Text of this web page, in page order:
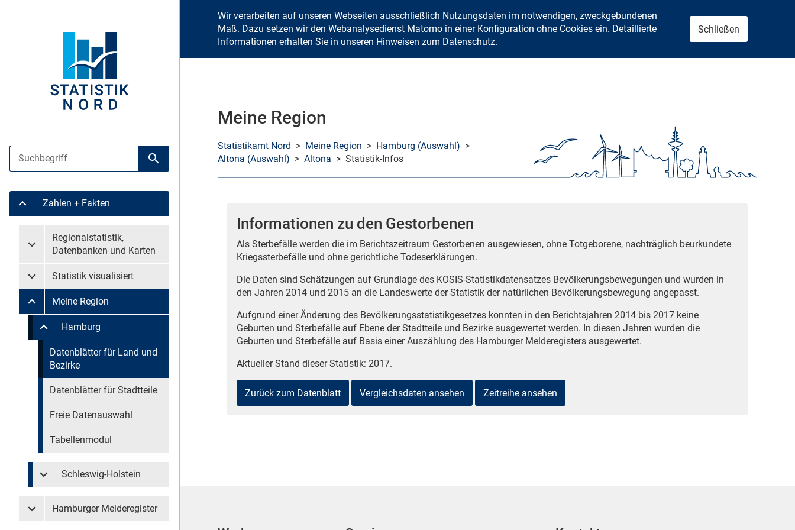
Zum Inhalt springen
Suche
Suche starten
Untermenü Zahlen + Fakten
Zahlen + Fakten
Untermenü überspringen
Untermenü Regionalstatistik, Datenbanken und Karten
Regionalstatistik,
Datenbanken und Karten
Untermenü Statistik visualisiert
Statistik visualisiert
Untermenü Meine Region
Meine Region
Untermenü überspringen
Untermenü Meine Region Hamburg
Hamburg
Untermenü überspringen
Datenblätter für Land und
Bezirke
Datenblätter für Stadtteile
Freie Datenauswahl
Tabellenmodul
Untermenü Meine Region Schleswig-Holstein
Schleswig-Holstein
Untermenü Hamburger Melderegister
Hamburger Melderegister
Wir verarbeiten auf unseren Webseiten ausschließlich Nutzungsdaten im notwendigen, zweckgebundenen
Maß. Dazu setzen wir den Webanalysedienst Matomo in einer Konfiguration ohne Cookies ein. Detaillierte
Informationen erhalten Sie in unseren Hinweisen zum Datenschutz.
Schließen
Meine Region
Statistikamt Nord > Meine Region > Hamburg (Auswahl) >
Altona (Auswahl) > Altona > Statistik-Infos
Informationen zu den Gestorbenen
Als Sterbefälle werden die im Berichtszeitraum Gestorbenen ausgewiesen, ohne Totgeborene, nachträglich beurkundete
Kriegssterbefälle und ohne gerichtliche Todeserklärungen.
Die Daten sind Schätzungen auf Grundlage des KOSIS-Statistikdatensatzes Bevölkerungsbewegungen und wurden in
den Jahren 2014 und 2015 an die Landeswerte der Statistik der natürlichen Bevölkerungsbewegung angepasst.
Aufgrund einer Änderung des Bevölkerungsstatistikgesetzes konnten in den Berichtsjahren 2014 bis 2017 keine
Geburten und Sterbefälle auf Ebene der Stadtteile und Bezirke ausgewertet werden. In diesen Jahren wurden die
Geburten und Sterbefälle auf Basis einer Auszählung des Hamburger Melderegisters ausgewertet.
Aktueller Stand dieser Statistik: 2017.
Zurück zum Datenblatt Vergleichsdaten ansehen Zeitreihe ansehen